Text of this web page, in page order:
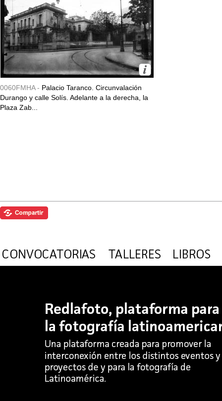
0060FMHA - Palacio Taranco. Circunvalación
Durango y calle Solís. Adelante a la derecha, la
Plaza Zab...